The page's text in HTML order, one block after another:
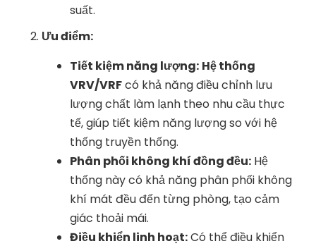
suất.
Ưu điểm:
Tiết kiệm năng lượng: Hệ thống
VRV/VRFcó khả năng điều chỉnh lưu
lượng chất làm lạnh theo nhu cầu thực
tế, giúp tiết kiệm năng lượng so với hệ
thống truyền thống.
Phân phối không khí đồng đều: Hệ
thống này có khả năng phân phối không
khí mát đều đến từng phòng, tạo cảm
giác thoải mái.
Điều khiển linh hoạt:Có thể điều khiển